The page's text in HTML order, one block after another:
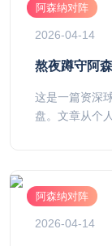
阿森纳对阵
2026-04-14
熬夜蹲守阿
这是一篇资深
盘。文章从个
阿森纳对阵
2026-04-14